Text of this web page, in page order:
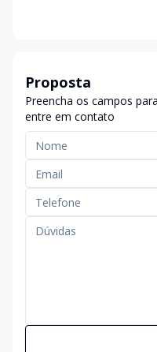
Proposta
Preencha os campos
entre em contato